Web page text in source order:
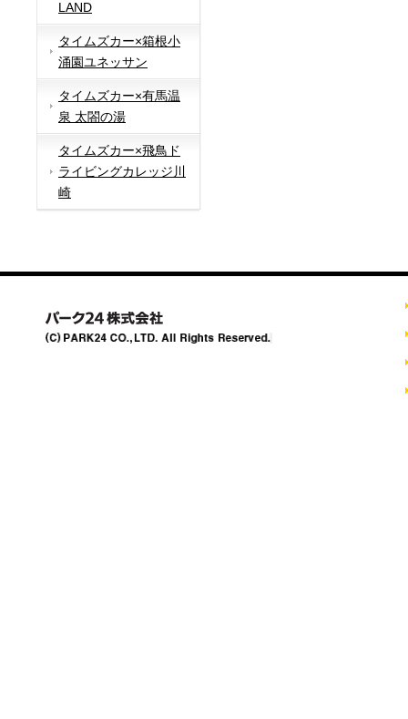
LAND
タイムズカー×箱根小
涌園ユネッサン
タイムズカー×有馬温
泉 太閤の湯
タイムズカー×飛鳥ド
ライビングカレッジ川
崎